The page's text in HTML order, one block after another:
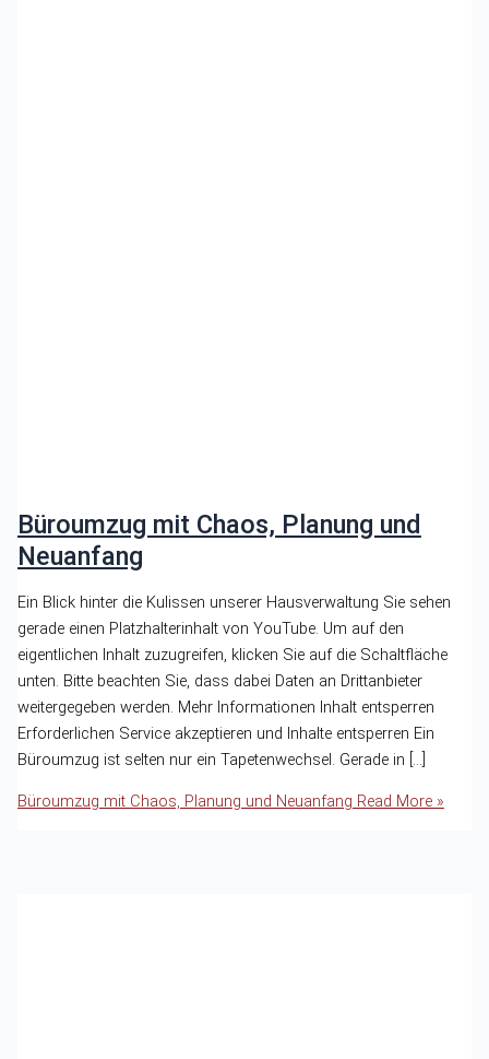
Büroumzug mit Chaos, Planung und
Neuanfang
Ein Blick hinter die Kulissen unserer Hausverwaltung Sie sehen
gerade einen Platzhalterinhalt von YouTube. Um auf den
eigentlichen Inhalt zuzugreifen, klicken Sie auf die Schaltfläche
unten. Bitte beachten Sie, dass dabei Daten an Drittanbieter
weitergegeben werden. Mehr Informationen Inhalt entsperren
Erforderlichen Service akzeptieren und Inhalte entsperren Ein
Büroumzug ist selten nur ein Tapetenwechsel. Gerade in […]
Büroumzug mit Chaos, Planung und Neuanfang Read More »